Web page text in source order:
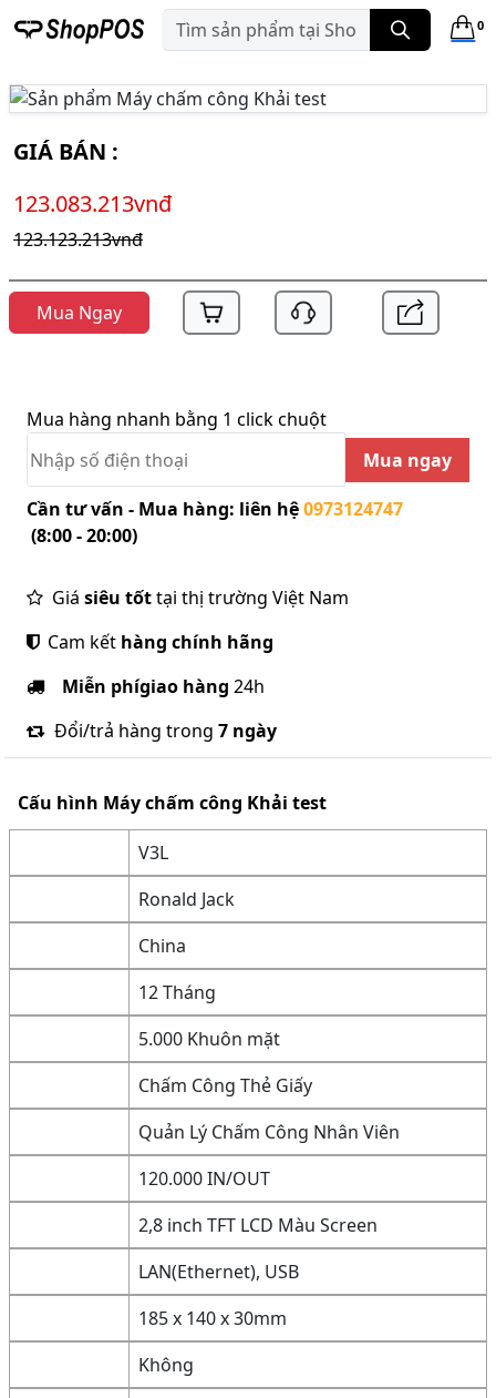
0
GIÁ BÁN :
123.083.213vnđ
123.123.213vnđ
Mua Ngay
Mua hàng nhanh bằng 1 click chuột
Mua ngay
Cần tư vấn - Mua hàng: liên hệ0973124747
(8:00 - 20:00)
Giá siêu tốttại thị trường Việt Nam
Cam kết hàng chính hãng
Miễn phígiao hàng 24h
Đổi/trả hàng trong 7 ngày
Cấu hình Máy chấm công Khải test
V3L
Ronald Jack
China
12 Tháng
5.000 Khuôn mặt
Chấm Công Thẻ Giấy
Quản Lý Chấm Công Nhân Viên
120.000 IN/OUT
2,8 inch TFT LCD Màu Screen
LAN(Ethernet), USB
185 x 140 x 30mm
Không